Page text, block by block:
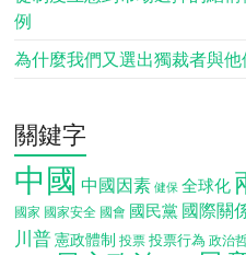
例
為什麼我們又選出獨裁者與他
關鍵字
中國 中國因素 健保 全球化
國家 國家安全 國會 國民黨 國際關
川普 憲政體制 投票 投票行為 政治